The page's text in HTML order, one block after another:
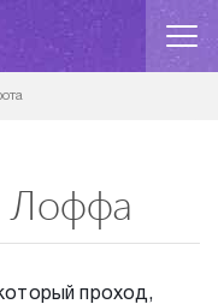
Лоффа
проход,